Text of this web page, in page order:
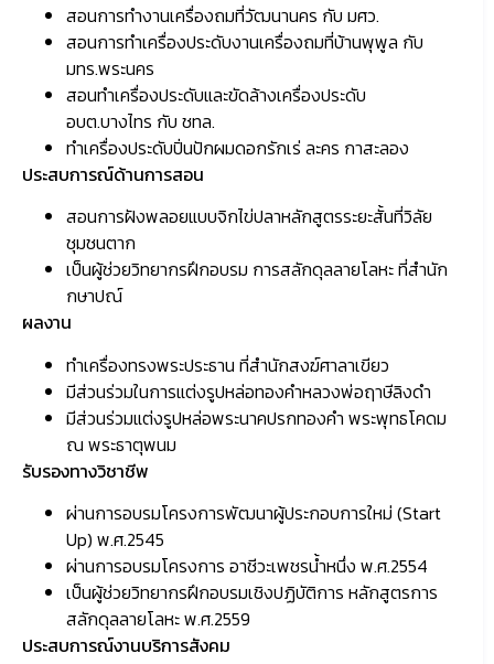
สอนการทำงานเครื่องถมที่วัฒนานคร กับ มศว.
สอนการทำเครื่องประดับงานเครื่องถมที่บ้านพุพูล กับ
มทร.พระนคร
สอนทำเครื่องประดับและขัดล้างเครื่องประดับ
อบต.บางไทร กับ ชทล.
ทำเครื่องประดับปิ่นปักผมดอกรักเร่ ละคร กาสะลอง
ประสบการณ์ด้านการสอน
สอนการฝังพลอยแบบจิกไข่ปลาหลักสูตรระยะสั้นที่วิลัย
ชุมชนตาก
เป็นผู้ช่วยวิทยากรฝึกอบรม การสลักดุลลายโลหะ ที่สำนัก
กษาปณ์
ผลงาน
ทำเครื่องทรงพระประธาน ที่สำนักสงฆ์ศาลาเขียว
มีส่วนร่วมในการแต่งรูปหล่อทองคำหลวงพ่อฤาษีลิงดำ
มีส่วนร่วมแต่งรูปหล่อพระนาคปรกทองคำ พระพุทธโคดม
ณ พระธาตุพนม
รับรองทางวิชาชีพ
ผ่านการอบรมโครงการพัฒนาผู้ประกอบการใหม่ (Start
Up) พ.ศ.2545
ผ่านการอบรมโครงการ อาชีวะเพชรน้ำหนึ่ง พ.ศ.2554
เป็นผู้ช่วยวิทยากรฝึกอบรมเชิงปฏิบัติการ หลักสูตรการ
สลักดุลลายโลหะ พ.ศ.2559
ประสบการณ์งานบริการสังคม